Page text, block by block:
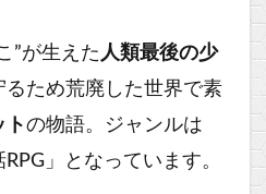
”が生えた 人類最後の少
るため荒廃した世界で素
トの物語。ジャンルは
」となっています。